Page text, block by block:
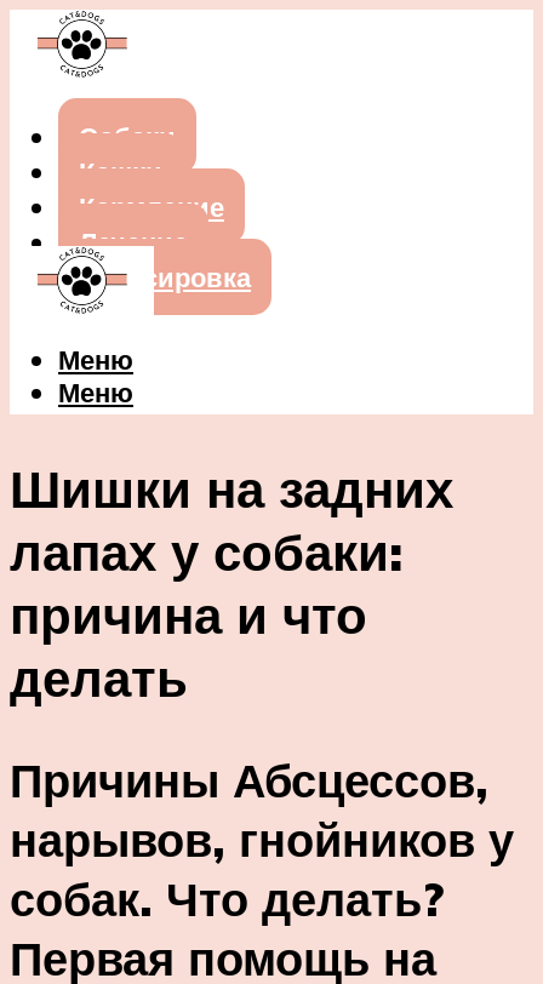
Собаки
Кошки
Кормление
Лечение
Дрессировка
Меню
Меню
Шишки на задних
лапах у собаки:
причина и что
делать
Причины Абсцессов,
нарывов, гнойников у
собак. Что делать?
Первая помощь на